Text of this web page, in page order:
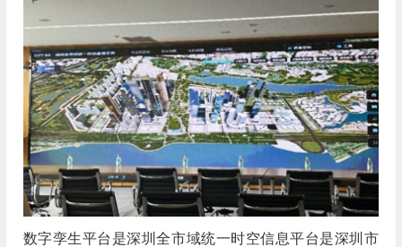
数字孪生平台是深圳全市域统一时空信息平台是深圳市